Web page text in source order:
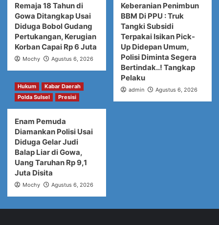
Remaja 18 Tahun di
Gowa Ditangkap Usai
Diduga Bobol Gudang
Pertukangan, Kerugian
Korban Capai Rp 6 Juta
Mochy Agustus 6, 2026
Keberanian Penimbun
BBM Di PPU : Truk
Tangki Subsidi
Terpakai Isikan Pick-
Up Didepan Umum,
Polisi Diminta Segera
Bertindak..! Tangkap
Pelaku
admin Agustus 6, 2026
Hukum
Kabar Daerah
Polda Sulsel
Presisi
Enam Pemuda
Diamankan Polisi Usai
Diduga Gelar Judi
Balap Liar di Gowa,
Uang Taruhan Rp 9,1
Juta Disita
Mochy Agustus 6, 2026